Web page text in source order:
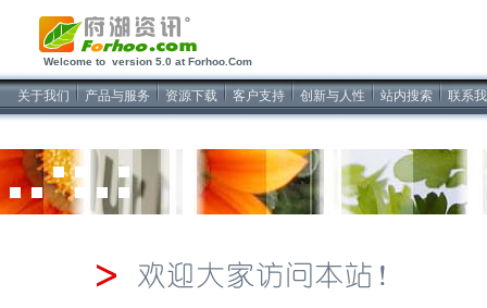
Welcome to version 5.0 at Forhoo.Com
关于我们 产品与服务 资源下载 客户支持 创新与人性 站内搜索 联系